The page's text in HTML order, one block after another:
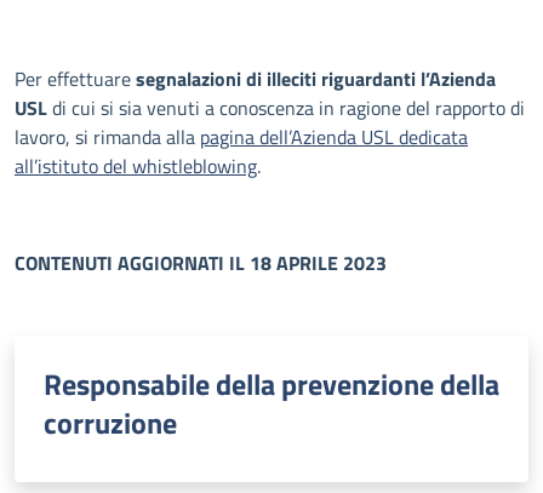
Per effettuaresegnalazioni di illeciti riguardanti l’Azienda
USLdi cui si sia venuti a conoscenza in ragione del rapporto di
lavoro, si rimanda alla pagina dell’Azienda USL dedicata
all’istituto del whistleblowing.
CONTENUTI AGGIORNATI IL 18 APRILE 2023
Responsabile della prevenzione della
corruzione